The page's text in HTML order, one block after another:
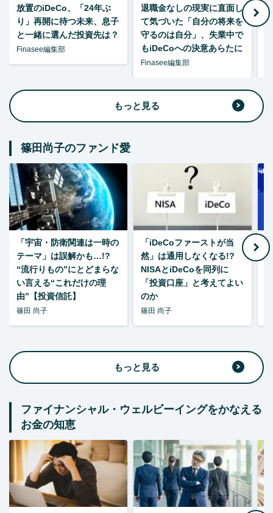
放置のiDeCo、「24年ぶ
り」再開に待つ未来、息子
と一緒に選んだ投資先は？
Finasee編集部
退職金なしの現実に直面し
て気づいた「自分の将来を
守るのは自分」、失業中で
もiDeCoへの決意あらたに
Finasee編集部
もっと見る
篠田尚子のファンド愛
「宇宙・防衛関連は一時の
テーマ」は誤解かも…!?
“流行りもの”にとどまらな
い言える“これだけの理
由”【投資信託】
篠田 尚子
「iDeCoファーストが当
然」は通用しなくなる!?
NISAとiDeCoを同列に
「投資口座」と考えてよい
のか
篠田 尚子
もっと見る
ファイナンシャル・ウェルビーイングをかなえる
お金の知恵